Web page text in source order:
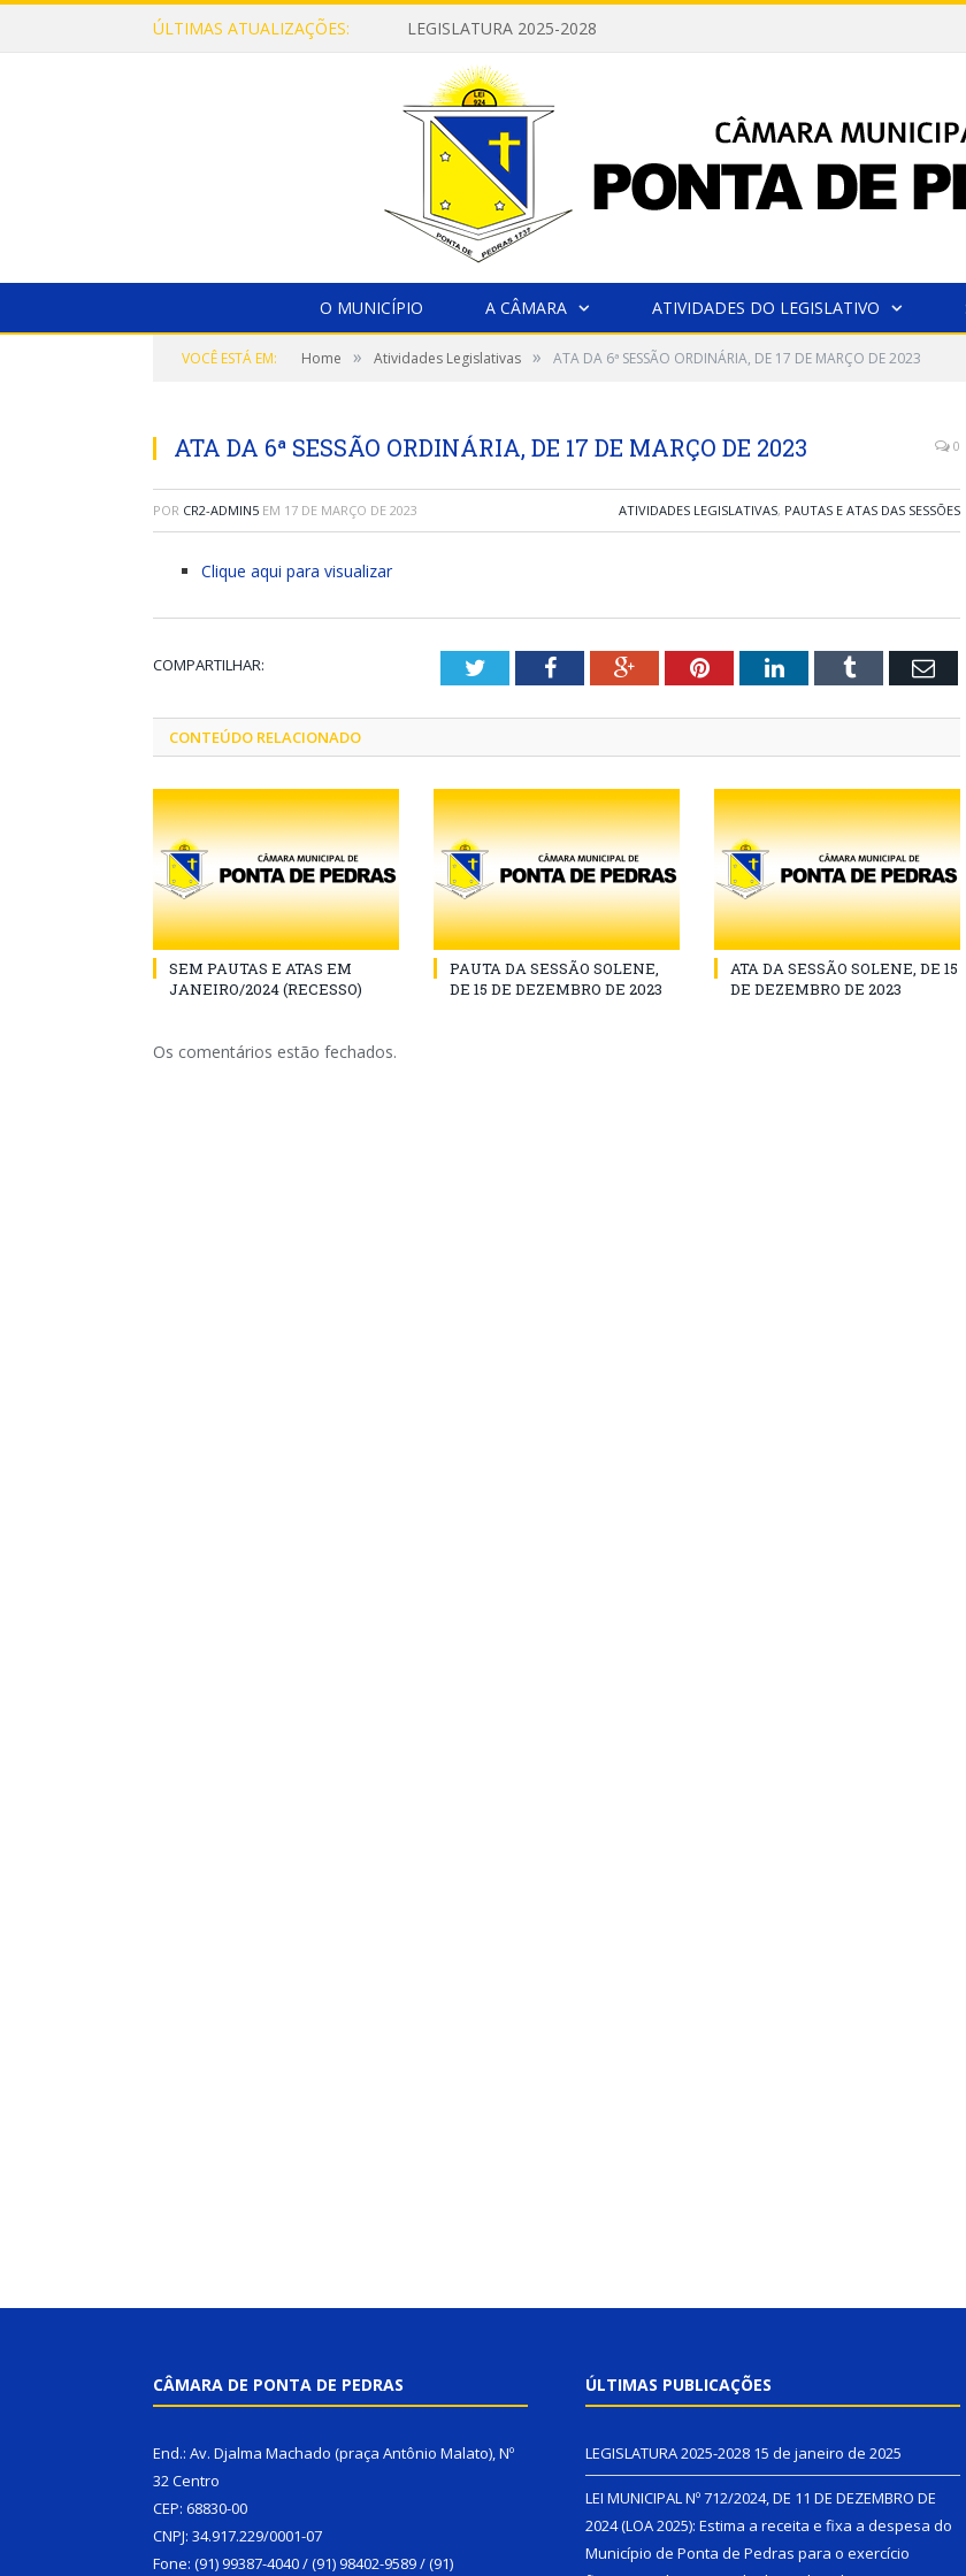
ÚLTIMAS ATUALIZAÇÕES: LEGISLATURA 2025-2028
O MUNICÍPIO A CÂMARA ATIVIDADES DO LEGISLATIVO
VOCÊ ESTÁ EM: Home » Atividades Legislativas » ATA DA 6ª SESSÃO ORDINÁRIA, DE 17 DE MARÇO DE 2023
ATA DA 6ª SESSÃO ORDINÁRIA, DE 17 DE MARÇO DE 2023 0
POR CR2-ADMIN5 EM 17 DE MARÇO DE 2023 ATIVIDADES LEGISLATIVAS, PAUTAS E ATAS DAS SESSÕES
Clique aqui para visualizar
COMPARTILHAR: TwitterFacebookGoogle+PinterestLinkedInTumblr
CONTEÚDO RELACIONADO
SEM PAUTAS E ATAS EM
JANEIRO/2024 (RECESSO)
PAUTA DA SESSÃO SOLENE,
DE 15 DE DEZEMBRO DE 2023
ATA DA SESSÃO SOLENE, DE 15
DE DEZEMBRO DE 2023
Os comentários estão fechados.
CÂMARA DE PONTA DE PEDRAS
End.: Av. Djalma Machado (praça Antônio Malato), Nº
32 Centro
CEP: 68830-00
CNPJ: 34.917.229/0001-07
Fone: (91) 99387-4040 / (91) 98402-9589 / (91)
ÚLTIMAS PUBLICAÇÕES
LEGISLATURA 2025-2028 15 de janeiro de 2025
LEI MUNICIPAL Nº 712/2024, DE 11 DE DEZEMBRO DE
2024 (LOA 2025): Estima a receita e fixa a despesa do
Município de Ponta de Pedras para o exercício